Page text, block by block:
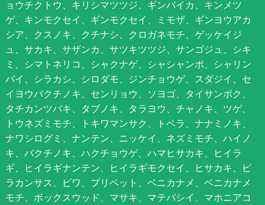
ョウチクトウ、キリシマツツジ、ギンバイカ、キンメツ
ゲ、キンモクセイ、ギンモクセイ、ミモザ、ギンヨウアカ
シア、クスノキ、クチナシ、クロガネモチ、ゲッケイジ
ュ、サカキ、サザンカ、サツキツツジ、サンゴジュ、シキ
ミ、シマトネリコ、シャクナゲ、シャシャンポ、シャリン
バイ、シラカシ、シロダモ、ジンチョウゲ、スダジイ、セ
イヨウバクチノキ、センリョウ、ソヨゴ、タイサンボク、
タチカンツバキ、タブノキ、タラヨウ、チャノキ、ツゲ、
トウネズミモチ、トキワマンサク、トベラ、ナナミノキ、
ナワシログミ、ナンテン、ニッケイ、ネズミモチ、ハイノ
キ、バクチノキ、ハクチョウゲ、ハマヒサカキ、ヒイラ
ギ、ヒイラギナンテン、ヒイラギモクセイ、ヒサカキ、ピ
ラカンサス、ビワ、プリペット、ベニカナメ、ベニカナメ
モチ、ボックスウッド、マサキ、マテバシイ、マホニアコ